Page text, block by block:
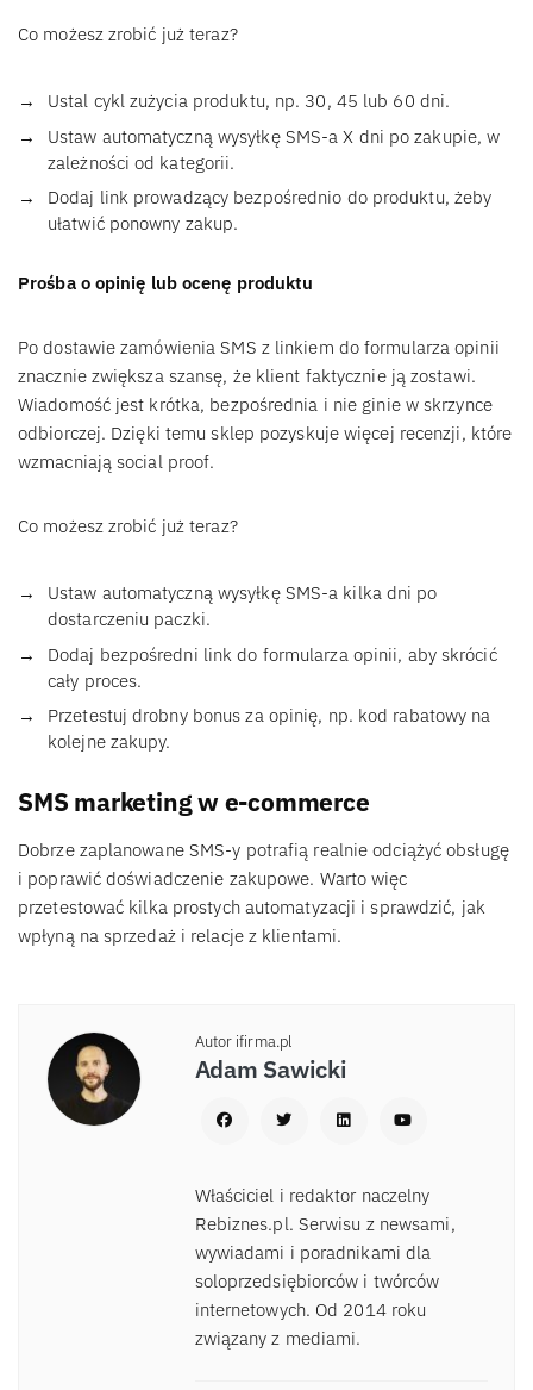
Co możesz zrobić już teraz?
Ustal cykl zużycia produktu, np. 30, 45 lub 60 dni.
Ustaw automatyczną wysyłkę SMS-a X dni po zakupie, w
zależności od kategorii.
Dodaj link prowadzący bezpośrednio do produktu, żeby
ułatwić ponowny zakup.
Prośba o opinię lub ocenę produktu
Po dostawie zamówienia SMS z linkiem do formularza opinii
znacznie zwiększa szansę, że klient faktycznie ją zostawi.
Wiadomość jest krótka, bezpośrednia i nie ginie w skrzynce
odbiorczej. Dzięki temu sklep pozyskuje więcej recenzji, które
wzmacniają social proof.
Co możesz zrobić już teraz?
Ustaw automatyczną wysyłkę SMS-a kilka dni po
dostarczeniu paczki.
Dodaj bezpośredni link do formularza opinii, aby skrócić
cały proces.
Przetestuj drobny bonus za opinię, np. kod rabatowy na
kolejne zakupy.
SMS marketing w e-commerce
Dobrze zaplanowane SMS-y potrafią realnie odciążyć obsługę
i poprawić doświadczenie zakupowe. Warto więc
przetestować kilka prostych automatyzacji i sprawdzić, jak
wpłyną na sprzedaż i relacje z klientami.
Autor ifirma.pl
Adam Sawicki
Właściciel i redaktor naczelny
Rebiznes.pl. Serwisu z newsami,
wywiadami i poradnikami dla
soloprzedsiębiorców i twórców
internetowych. Od 2014 roku
związany z mediami.